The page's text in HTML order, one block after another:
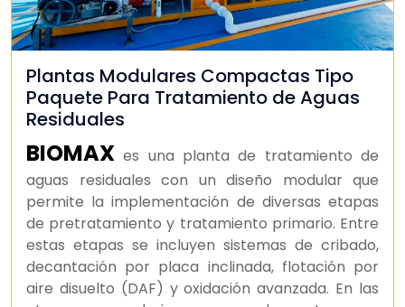
Plantas Modulares Compactas Tipo
Paquete Para Tratamiento de Aguas
Residuales
BIOMAX es una planta de tratamiento de
aguas residuales con un diseño modular que
permite la implementación de diversas etapas
de pretratamiento y tratamiento primario. Entre
estas etapas se incluyen sistemas de cribado,
decantación por placa inclinada, flotación por
aire disuelto (DAF) y oxidación avanzada. En las